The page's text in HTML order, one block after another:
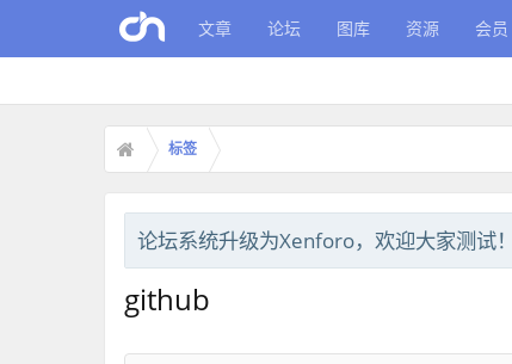
文章 论坛 图库 资源 会员
标签
论坛系统升级为Xenforo，欢迎大家测试！
github